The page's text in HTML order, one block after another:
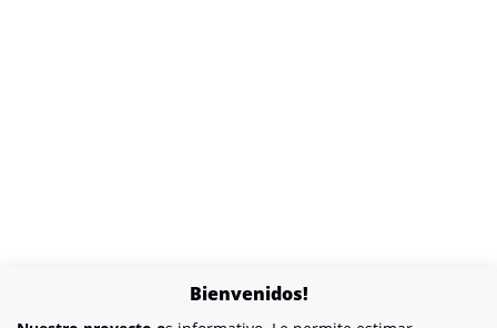
Bienvenidos!